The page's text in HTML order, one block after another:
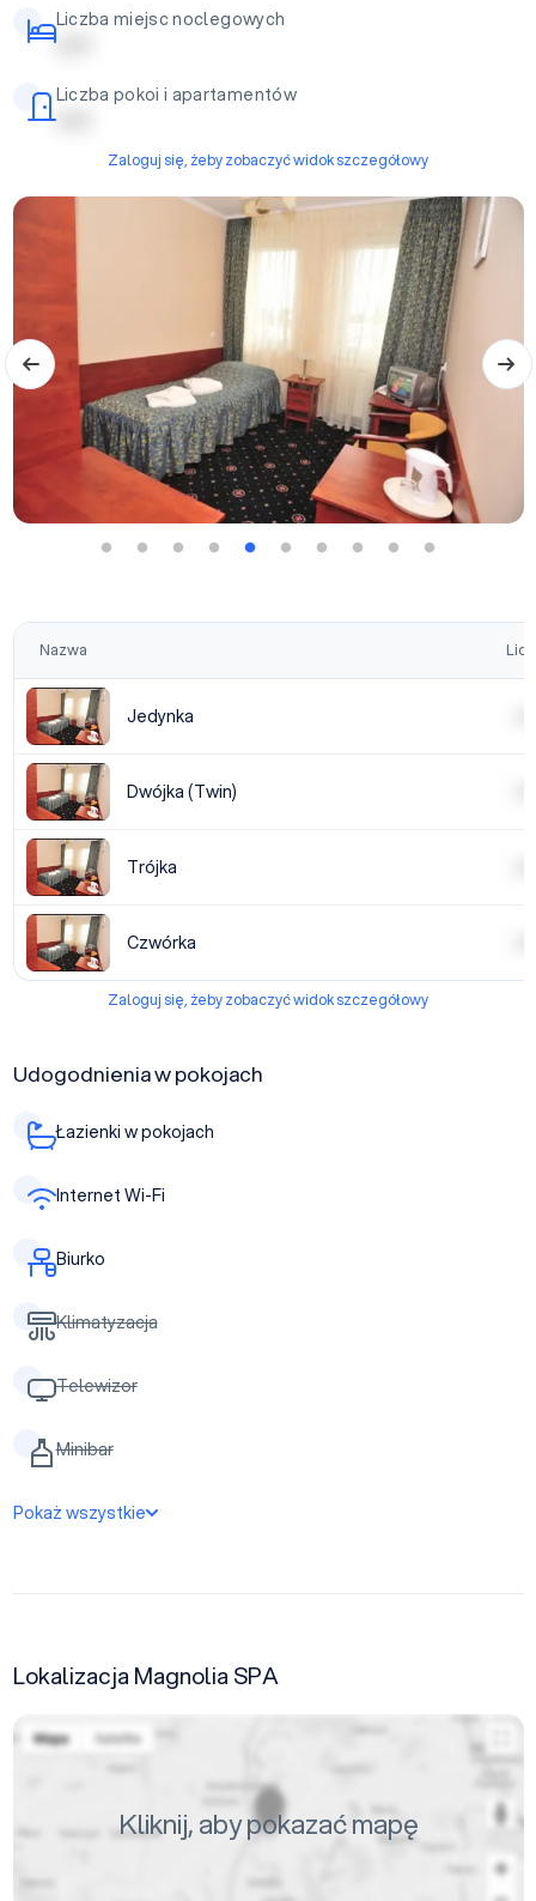
Liczba miejsc noclegowych
| | | | |
Liczba pokoi i apartamentów
| | | | |
Zaloguj się, żeby zobaczyć widok szczegółowy
Nazwa
Jedynka
Dwójka (Twin)
Trójka
Czwórka
Zaloguj się, żeby zobaczyć widok szczegółowy
Udogodnienia w pokojach
Łazienki w pokojach
Internet Wi-Fi
Biurko
Klimatyzacja
Telewizor
Minibar
Pokaż wszystkie
Lokalizacja Magnolia SPA
Kliknij, aby pokazać mapę